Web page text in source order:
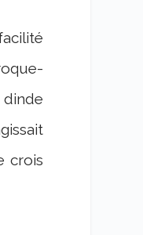
dinde
crois